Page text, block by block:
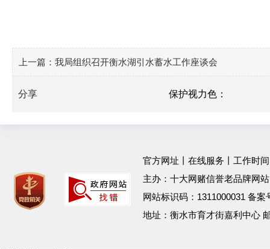
上一篇： 我局组织召开衡水湖引水蓄水工作座谈会
保护视力色：
分享
官方网址 在线服务 丨工作时
主办：十大网赌信誉老品牌网
网站标识码：1311000031 备案
地址：衡水市育才街嘉利中心